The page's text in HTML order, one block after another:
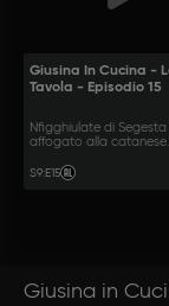
Giusina In Cucina -
Tavola - Episodio 15
Nfigghiulate di
affogato alla catanese.
S9:E15
Giusina in